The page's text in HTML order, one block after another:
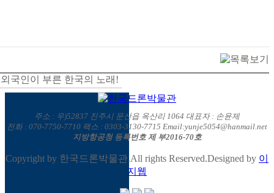
국인이 부른 한국의 노래!
주소 : 우)52837 진주시 문산읍 옥산리 1064 대표자 : 손윤제
전화 : 070-7750-7710 팩스 : 0303-3130-7715 Email:yunje5054@hanmail.net
지방항공청 등록번호 제 부2016-70호
Copyright by 한국드론박물관.All rights Reserved.Designed by 이
지웹